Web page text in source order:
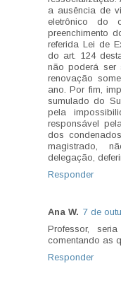
a ausência de
eletrônico do
preenchimento
referida Lei de
do art. 124
não poderá ser
renovação
ano. Por fim,
sumulado do
pela
responsável
dos
magistrado,
delegação,
Responder
Ana W. 7 de
Professor,
comentando as
Responder